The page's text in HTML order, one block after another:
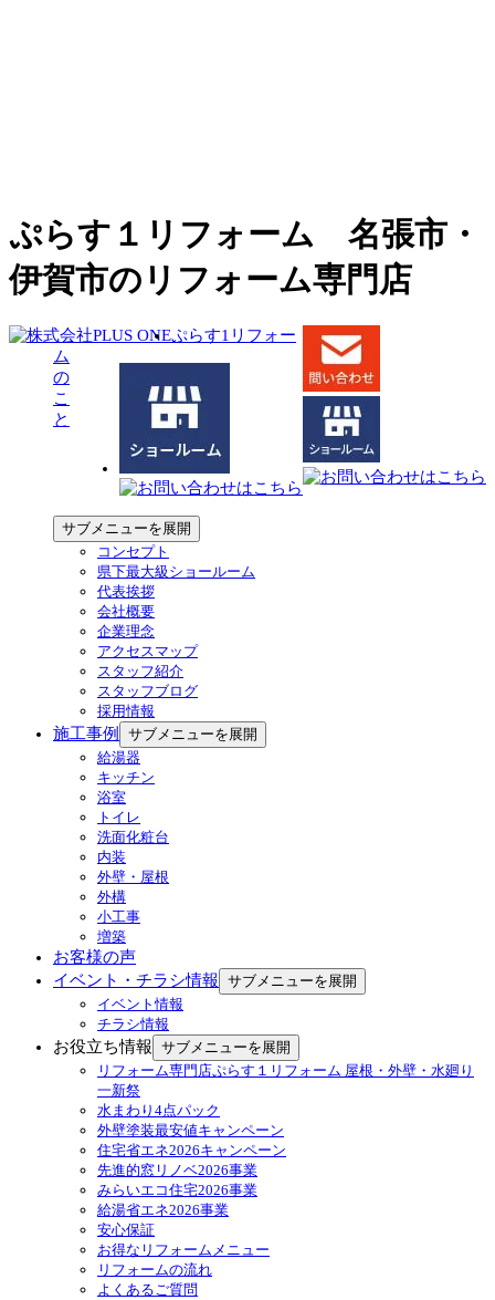
ぷらす１リフォーム 名張市・
伊賀市のリフォーム専門店
ぷらす1リフォー
ム
の
こ
と
サブメニューを展開
コンセプト
県下最大級ショールーム
代表挨拶
会社概要
企業理念
アクセスマップ
スタッフ紹介
スタッフブログ
採用情報
施工事例
サブメニューを展開
給湯器
キッチン
浴室
トイレ
洗面化粧台
内装
外壁・屋根
外構
小工事
増築
お客様の声
イベント・チラシ情報 サブメニューを展開
イベント情報
チラシ情報
お役立ち情報 サブメニューを展開
リフォーム専門店ぷらす１リフォーム 屋根・外壁・水廻り
一新祭
水まわり4点パック
外壁塗装最安値キャンペーン
住宅省エネ2026キャンペーン
先進的窓リノベ2026事業
みらいエコ住宅2026事業
給湯省エネ2026事業
安心保証
お得なリフォームメニュー
リフォームの流れ
よくあるご質問